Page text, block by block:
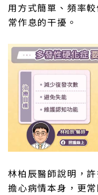
用方式簡單、頻率
常作息的干擾。
林柏辰醫師說明，
擔心病情本身，更